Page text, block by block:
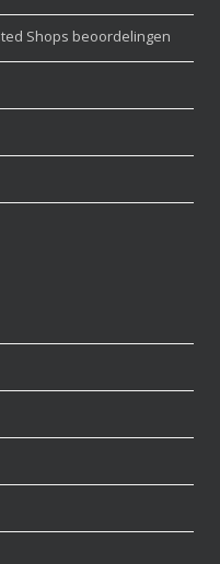
Shops beoordelingen